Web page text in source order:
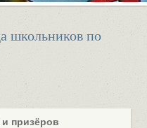
школьников по
призёров